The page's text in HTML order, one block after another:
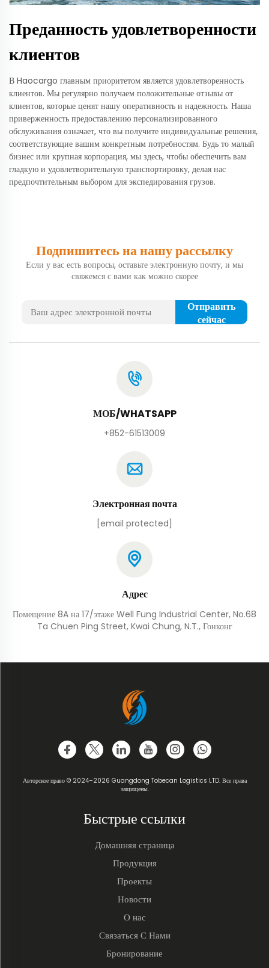
Преданность удовлетворенности
клиентов
В Haocargo главным приоритетом является удовлетворенность
клиентов. Мы регулярно получаем положительные отзывы от
клиентов, которые ценят нашу оперативность и надежность. Наша
приверженность предоставлению персонализированного
обслуживания означает, что вы получите индивидуальные решения,
соответствующие вашим конкретным потребностям. Будь то малый
бизнес или крупная корпорация, мы здесь, чтобы обеспечить вам
гладкую и удовлетворительную транспортировку, делая нас
предпочтительным выбором для экспедирования грузов.
Подпишитесь на нашу рассылку
Если у вас есть вопросы, оставьте электронную почту, и мы
свяжемся с вами как можно скорее
Отправить
сейчас
МОБ/WHATSAPP
+852-61513009
Электронная почта
[email protected]
Адрес
Помещение 8A на 17/этаже Well Fung Industrial Center, No.68
Ta Chuen Ping Street, Kwai Chung, N.T., Гонконг
Авторское право © 2024–2026 Guangdong Tobecan Logistics LTD. Все права
защищены.
Быстрые ссылки
Домашняя страница
Продукция
Проекты
Новости
О нас
Связаться С Нами
Бронирование